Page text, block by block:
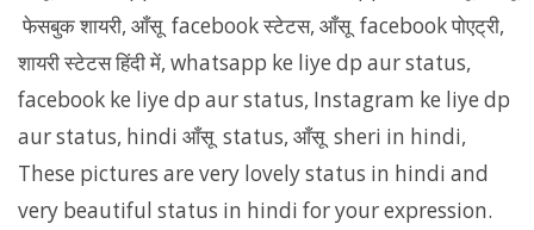
फेसबुक शायरी, आँसू facebook स्टेटस, आँसू facebook पोएट्री,
शायरी स्टेटस हिंदी में, whatsapp ke liye dp aur status,
facebook ke liye dp aur status, Instagram ke liye dp
aur status, hindi आँसू status, आँसू sheri in hindi,
These pictures are very lovely status in hindi and
very beautiful status in hindi for your expression.